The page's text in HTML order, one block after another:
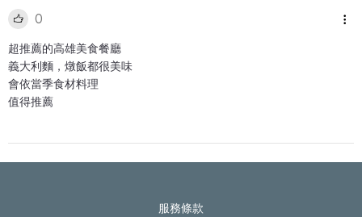
0
超推薦的高雄美食餐廳
義大利麵，燉飯都很美味
會依當季食材料理
值得推薦
服務條款